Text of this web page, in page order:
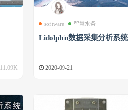
11.09K
software 智慧水务
Lidolphin数据采集分析系统
2020-09-21